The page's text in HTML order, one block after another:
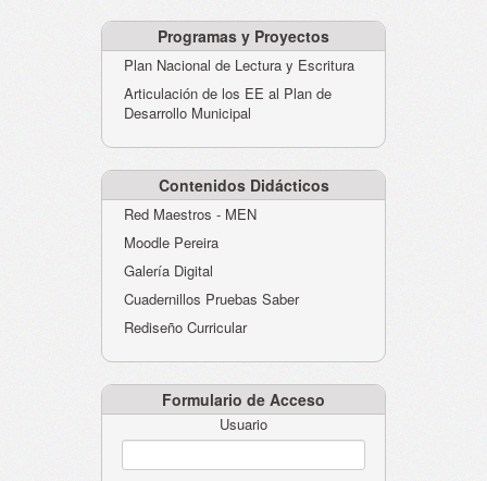
Programas y Proyectos
Plan Nacional de Lectura y Escritura
Articulación de los EE al Plan de
Desarrollo Municipal
Contenidos Didácticos
Red Maestros - MEN
Moodle Pereira
Galería Digital
Cuadernillos Pruebas Saber
Rediseño Curricular
Formulario de Acceso
Usuario